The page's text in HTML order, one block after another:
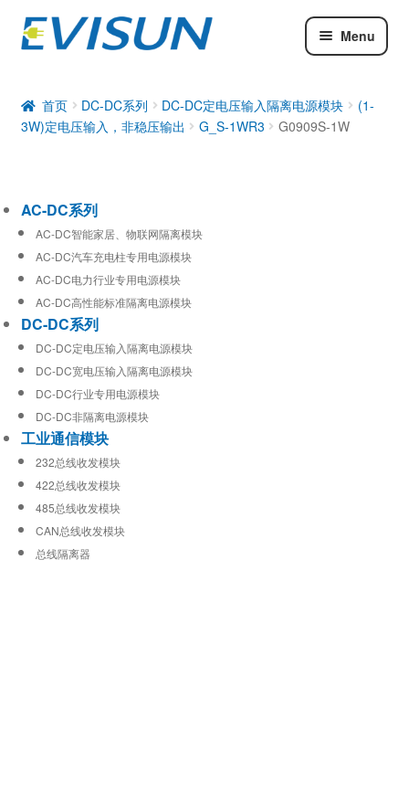
Menu
DC-DC系列
工业通信模块
首页 DC-DC系列 DC-DC定电压输入隔离电源模块
(1-
3W)定电压输入，非稳压输出
G_S-1WR3 G0909S-1W
AC-DC系列
AC-DC智能家居、物联网隔离模块
AC-DC汽车充电柱专用电源模块
AC-DC电力行业专用电源模块
AC-DC高性能标准隔离电源模块
DC-DC系列
DC-DC定电压输入隔离电源模块
DC-DC宽电压输入隔离电源模块
DC-DC行业专用电源模块
DC-DC非隔离电源模块
工业通信模块
232总线收发模块
422总线收发模块
485总线收发模块
CAN总线收发模块
总线隔离器